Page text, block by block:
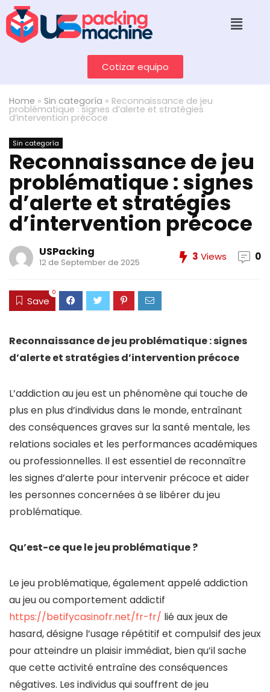
Cotizar equipo
Home » Sin categoría » Reconnaissance de jeu
problématique : signes d’alerte et stratégies
d’intervention précoce
Sin categoría
Reconnaissance de jeu
problématique : signes
d’alerte et stratégies
d’intervention précoce
USPacking
12 de September de 2025 3 Views 0
Save
0
Reconnaissance de jeu problématique : signes
d’alerte et stratégies d’intervention précoce
L’addiction au jeu est un phénomène qui touche de
plus en plus d’individus dans le monde, entraînant
des conséquences graves sur la santé mentale, les
relations sociales et les performances académiques
ou professionnelles. Il est essentiel de reconnaître
les signes d’alerte pour intervenir précoce et aider
les personnes concernées à se libérer du jeu
problématique.
Qu’est-ce que le jeu problématique ?
Le jeu problématique, également appelé addiction
au jeu ou comportement addictif
https://betifycasinofr.net/fr-fr/ lié aux jeux de
hasard, désigne l’usage répétitif et compulsif des jeux
pour atteindre un plaisir immédiat, bien qu’il sache
que cette activité entraîne des conséquences
négatives. Les individus qui souffrent de jeu